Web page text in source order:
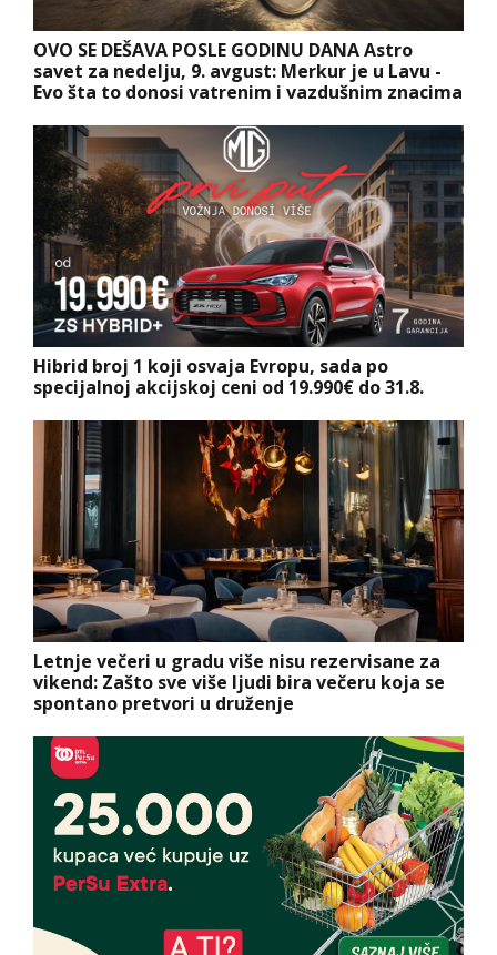
OVO SE DEŠAVA POSLE GODINU DANA Astro
savet za nedelju, 9. avgust: Merkur je u Lavu -
Evo šta to donosi vatrenim i vazdušnim znacima
Hibrid broj 1 koji osvaja Evropu, sada po
specijalnoj akcijskoj ceni od 19.990€ do 31.8.
Letnje večeri u gradu više nisu rezervisane za
vikend: Zašto sve više ljudi bira večeru koja se
spontano pretvori u druženje